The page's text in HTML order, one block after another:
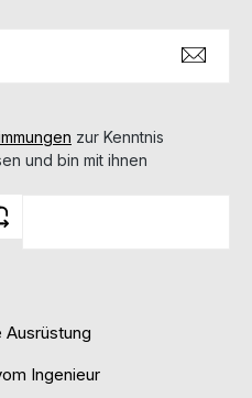
zur Kenntnis
und bin mit ihnen
Ausrüstung
Ingenieur